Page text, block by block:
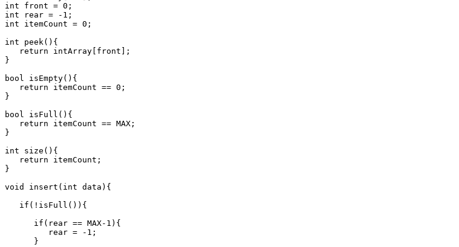
int front = 0;
int rear = -1;
int itemCount = 0;
int peek(){
   return intArray[front];
}
bool isEmpty(){
   return itemCount == 0;
}
bool isFull(){
   return itemCount == MAX;
}
int size(){
   return itemCount;
}
void insert(int data){
   if(!isFull()){
      if(rear == MAX-1){
         rear = -1;
      }